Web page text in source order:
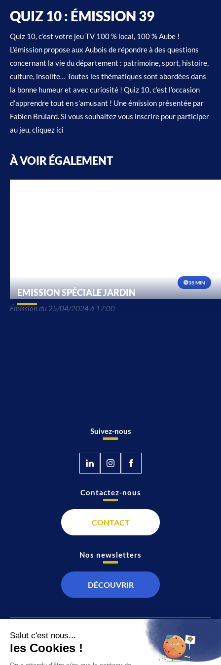
QUIZ 10 : ÉMISSION 39
Quiz 10, c’est votre jeu TV 100 % local, 100 % Aube !
L’émission propose aux Aubois de répondre à des questions
concernant la vie du département : patrimoine, sport, histoire,
culture, insolite… Toutes les thématiques sont abordées dans
la bonne humeur et avec curiosité ! Quiz 10, c’est l’occasion
d’apprendre tout en s’amusant ! Une émission présentée par
Fabien Brulard. Si vous souhaitez vous inscrire pour participer
au jeu, cliquez ici
À VOIR ÉGALEMENT
35 MIN
EMISSION SPÉCIALE JARDIN
Émission du 25/04/2024 à 17:00
Suivez-nous
JT
À propos de nous
Contactez-nous
CONTACT
Nos newsletters
DÉCOUVRIR